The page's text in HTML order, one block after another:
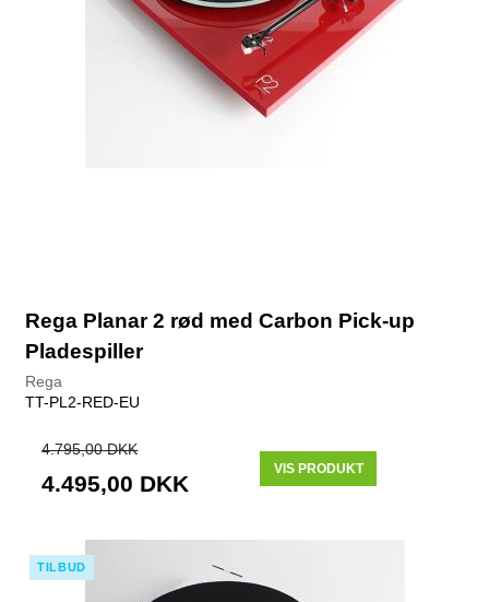
Rega Planar 2 rød med Carbon Pick-up
Pladespiller
Rega
TT-PL2-RED-EU
4.795,00 DKK
4.495,00 DKK
VIS PRODUKT
TILBUD